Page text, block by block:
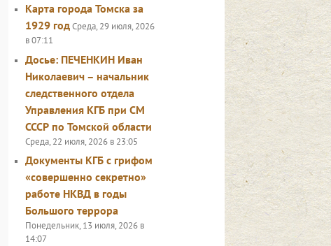
Карта города Томска за
1929 годСреда, 29 июля, 2026
в 07:11
Досье: ПЕЧЕНКИН Иван
Николаевич – начальник
следственного отдела
Управления КГБ при СМ
СССР по Томской области
Среда, 22 июля, 2026 в 23:05
Документы КГБ с грифом
«совершенно секретно»
работе НКВД в годы
Большого террора
Понедельник, 13 июля, 2026 в
14:07